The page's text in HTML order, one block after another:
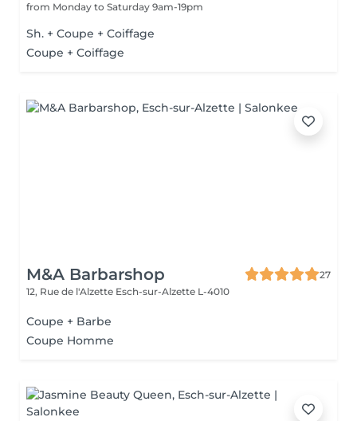
from Monday to Saturday 9am-19pm
Sh. + Coupe + Coiffage
Coupe + Coiffage
M&A Barbarshop
27
12, Rue de l'Alzette Esch-sur-Alzette L-4010
Coupe + Barbe
Coupe Homme